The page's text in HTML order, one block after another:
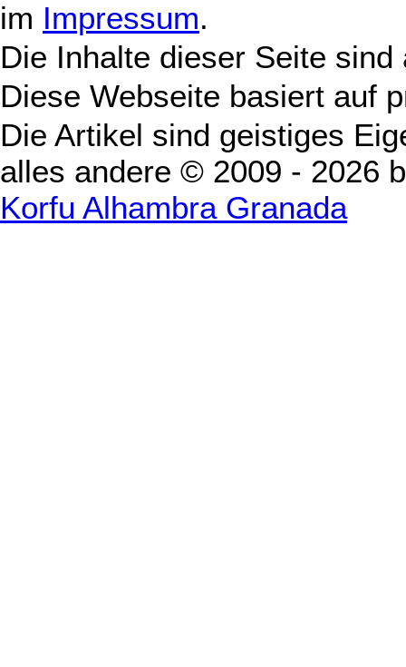
im Impressum.
Die Inhalte dieser Seite
Diese Webseite basiert auf
Die Artikel sind geistiges
alles andere © 2009 - 2026
Korfu Alhambra Granada